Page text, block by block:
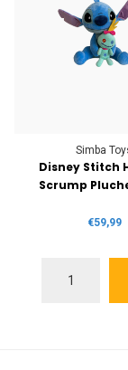
Simba
Disney Stitch
Scrump
€59,99